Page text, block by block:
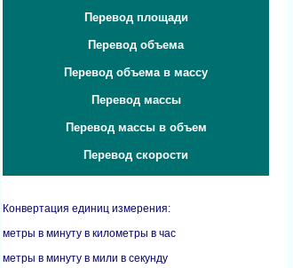
Перевод площади
Перевод объема
Перевод объема в массу
Перевод массы
Перевод массы в объем
Перевод скорости
Конвертация единиц измерения:
метры в минуту в километры в час
метры в минуту в мили в секунду